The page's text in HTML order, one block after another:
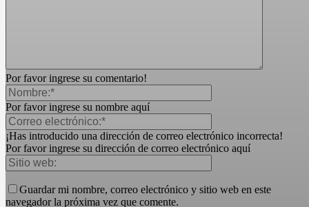
Por favor ingrese su comentario!
Por favor ingrese su nombre aquí
¡Has introducido una dirección de correo electrónico incorrecta!
Por favor ingrese su dirección de correo electrónico aquí
Guardar mi nombre, correo electrónico y sitio web en este
navegador la próxima vez que comente.